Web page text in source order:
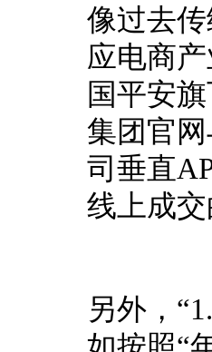
像过去
应电商
国平安
集团官
司垂直
线上成交
另外，